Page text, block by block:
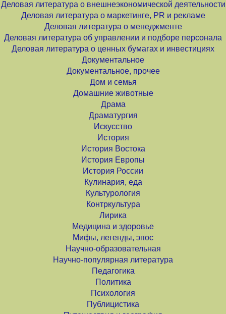
Деловая литература о внешнеэкономической деятельности
Деловая литература о маркетинге, PR и рекламе
Деловая литература о менеджменте
Деловая литература об управлении и подборе персонала
Деловая литература о ценных бумагах и инвестициях
Документальное
Документальное, прочее
Дом и семья
Домашние животные
Драма
Драматургия
Искусство
История
История Востока
История Европы
История России
Кулинария, еда
Культурология
Контркультура
Лирика
Медицина и здоровье
Мифы, легенды, эпос
Научно-образовательная
Научно-популярная литература
Педагогика
Политика
Психология
Публицистика